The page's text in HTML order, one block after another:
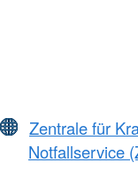
Zentrale für
Notfallservice